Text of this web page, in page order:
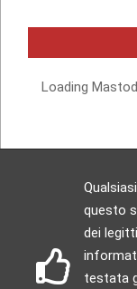
Loading
questo
dei
testata